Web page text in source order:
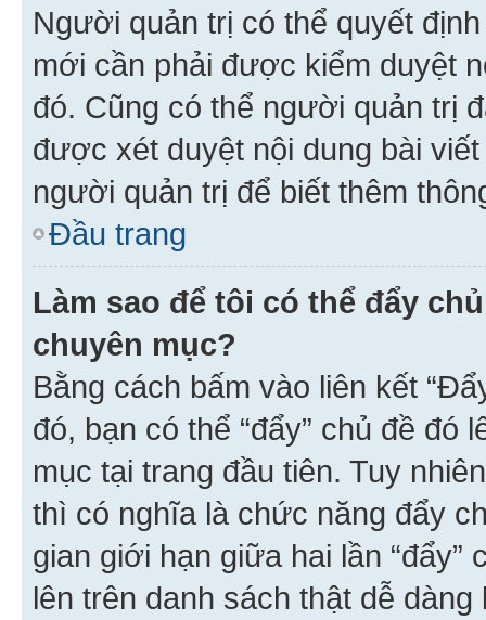
Người quản trị có thể quyết
mới cần phải được kiểm duyệt
đó. Cũng có thể người quản trị
được xét duyệt nội dung bài
người quản trị để biết thêm
Đầu trang
Làm sao để tôi có thể đẩy
chuyên mục?
Bằng cách bấm vào liên kết
đó, bạn có thể “đẩy” chủ đề đó
mục tại trang đầu tiên. Tuy
thì có nghĩa là chức năng đẩy
gian giới hạn giữa hai lần “đẩy”
lên trên danh sách thật dễ